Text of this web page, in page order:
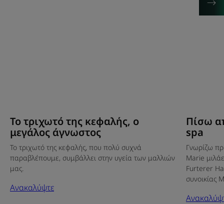
Το τριχωτό της κεφαλής, ο
μεγάλος άγνωστος
Το τριχωτό της κεφαλής, που πολύ συχνά
παραβλέπουμε, συμβάλλει στην υγεία των μαλλιών
μας.
Ανακαλύψτε
Πίσω
spa
Γνωρίζω
Marie
Furterer
συνοικίας